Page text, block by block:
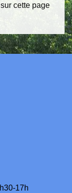
cette page
17h